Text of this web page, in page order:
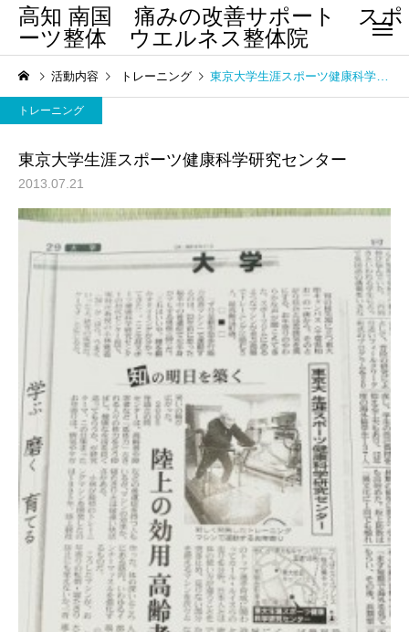
高知 南国 痛みの改善サポート スポ
ーツ整体 ウエルネス整体院
腰 痛 四十肩・五
膝痛・変形性膝関節症
股関節痛/変
節症
アスリート教室
まほろばクラブ南国 アス
リート教室
ウエルネス整体院の新
ロナウイルス感染対策
して
活動内容 トレーニング 東京大学生涯スポーツ健康科学研究センター
トレーニング
東京大学生涯スポーツ健康科学研究センター
2013.07.21